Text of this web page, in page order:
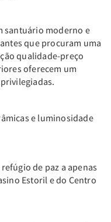
santuário moderno e
que procuram uma
qualidade-preço
oferecem um
e luminosidade
refúgio de paz a apenas
Estoril e do Centro